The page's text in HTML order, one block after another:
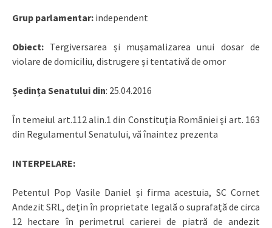
Grup parlamentar: independent
Obiect: Tergiversarea și mușamalizarea unui dosar de
violare de domiciliu, distrugere și tentativă de omor
Ședința Senatului din: 25.04.2016
În temeiul art.112 alin.1 din Constituţia României şi art. 163
din Regulamentul Senatului, vă înaintez prezenta
INTERPELARE:
Petentul Pop Vasile Daniel și firma acestuia, SC Cornet
Andezit SRL, dețin în proprietate legală o suprafață de circa
12 hectare în perimetrul carierei de piatră de andezit